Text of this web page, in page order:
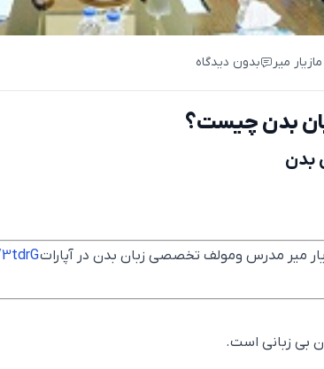
میر بدون دیدگاه
بدن چیست؟
بدن
میر مدرس ومولف تخصصی زبان بدن در آپارات
بی زبانی است.